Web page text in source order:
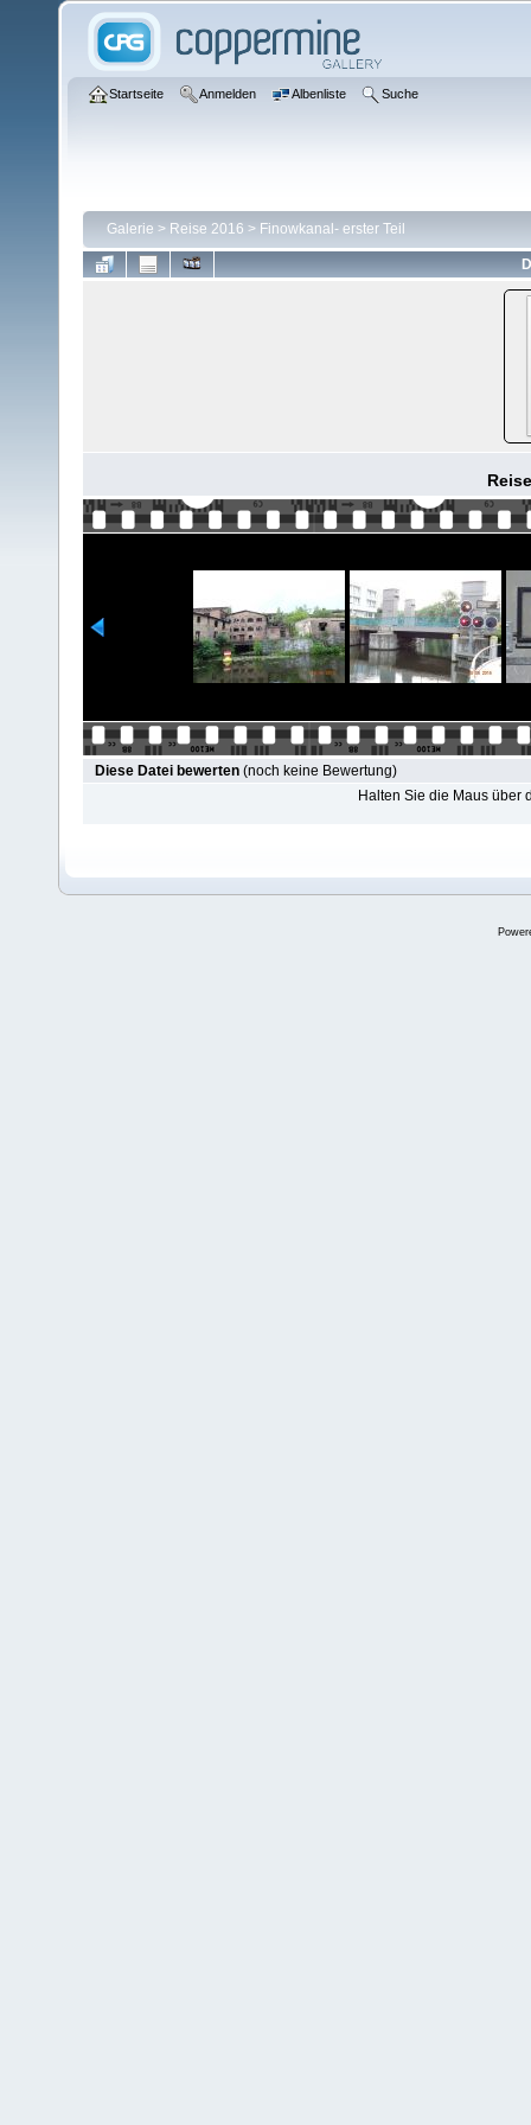
Startseite Anmelden Albenliste Suche
Galerie > Reise 2016 > Finowkanal- erster Teil
Diese Datei bewerten (noch keine Bewertung)
Halten Sie die Maus über